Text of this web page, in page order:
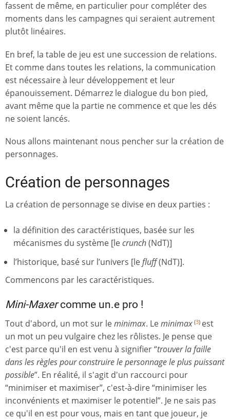
fassent de même, en particulier pour compléter des
moments dans les campagnes qui seraient autrement
plutôt linéaires.
En bref, la table de jeu est une succession de relations.
Et comme dans toutes les relations, la communication
est nécessaire à leur développement et leur
épanouissement. Démarrez le dialogue du bon pied,
avant même que la partie ne commence et que les dés
ne soient lancés.
Nous allons maintenant nous pencher sur la création de
personnages.
Création de personnages
La création de personnage se divise en deux parties :
la définition des caractéristiques, basée sur les
mécanismes du système [lecrunch(NdT)]
l’historique, basé sur l’univers [lefluff(NdT)].
Commencons par les caractéristiques.
Mini-Maxercomme un.e pro !
Tout d'abord, un mot sur leminimax. Leminimax (3) est
un mot un peu vulgaire chez les rôlistes. Je pense que
c'est parce qu'il en est venu à signifier “trouver la faille
dans les règles pour construire le personnage le plus puissant
possible”. En réalité, il s'agit d'un raccourci pour
“minimiser et maximiser”, c'est-à-dire “minimiser les
inconvénients et maximiser le potentiel”. Je ne sais pas
ce qu'il en est pour vous, mais en tant que joueur, je